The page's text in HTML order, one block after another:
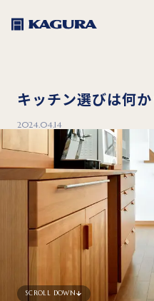
キッチン選びは何
2024.04.14
SCROLL DOWN